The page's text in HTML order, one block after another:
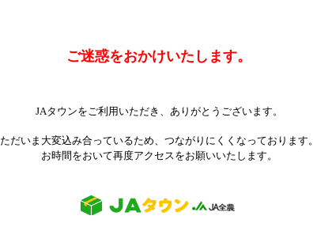
ご迷惑をおかけいたします。
JAタウンをご利用いただき、ありがとうございます。
ただいま大変込み合っているため、つながりにくくなっております。
お時間をおいて再度アクセスをお願いいたします。